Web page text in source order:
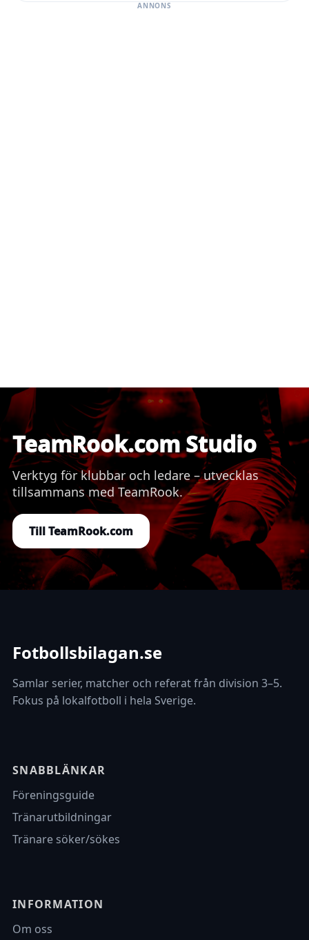
ANNONS
TeamRook.com Studio
Verktyg för klubbar och ledare – utvecklas
tillsammans med TeamRook.
Till TeamRook.com
Fotbollsbilagan.se
Samlar serier, matcher och referat från division 3–5.
Fokus på lokalfotboll i hela Sverige.
SNABBLÄNKAR
Föreningsguide
Tränarutbildningar
Tränare söker/sökes
INFORMATION
Om oss